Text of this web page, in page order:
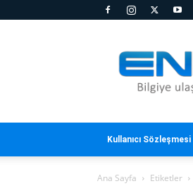
Kullanıcı Sözleşmesi
Ana Sayfa Etiketler